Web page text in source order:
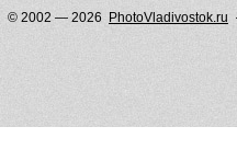
© 2002 — 2026 PhotoVladivostok.ru